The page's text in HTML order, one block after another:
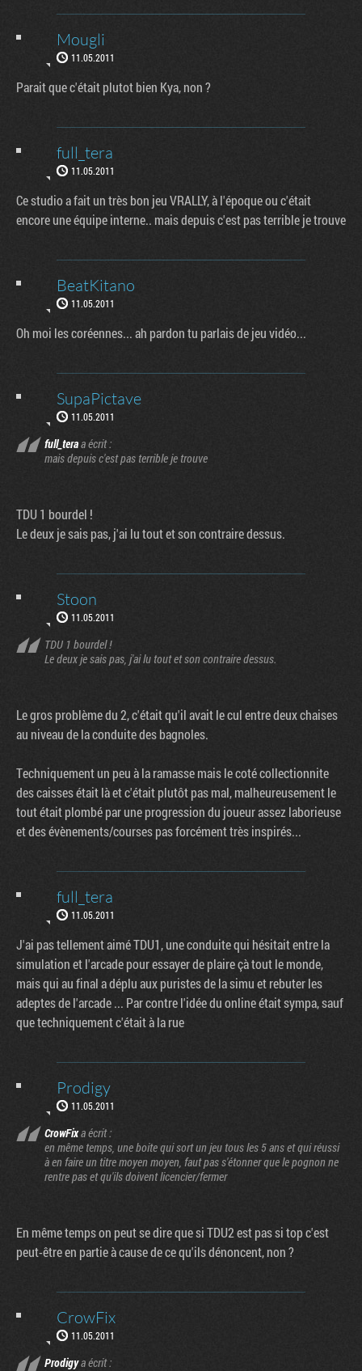
Mougli
11.05.2011
Parait que c'était plutot bien Kya, non ?
full_tera
11.05.2011
Ce studio a fait un très bon jeu VRALLY, à l'époque ou c'était
encore une équipe interne.. mais depuis c'est pas terrible je trouve
BeatKitano
11.05.2011
Oh moi les coréennes... ah pardon tu parlais de jeu vidéo...
SupaPictave
11.05.2011
full_teraa écrit :
mais depuis c'est pas terrible je trouve
TDU 1 bourdel !
Le deux je sais pas, j'ai lu tout et son contraire dessus.
Stoon
11.05.2011
TDU 1 bourdel !
Le deux je sais pas, j'ai lu tout et son contraire dessus.
Le gros problème du 2, c'était qu'il avait le cul entre deux chaises
au niveau de la conduite des bagnoles.
Techniquement un peu à la ramasse mais le coté collectionnite
des caisses était là et c'était plutôt pas mal, malheureusement le
tout était plombé par une progression du joueur assez laborieuse
et des évènements/courses pas forcément très inspirés...
full_tera
11.05.2011
J'ai pas tellement aimé TDU1, une conduite qui hésitait entre la
simulation et l'arcade pour essayer de plaire çà tout le monde,
mais qui au final a déplu aux puristes de la simu et rebuter les
adeptes de l'arcade ... Par contre l'idée du online était sympa, sauf
que techniquement c'était à la rue
Prodigy
11.05.2011
CrowFixa écrit :
en même temps, une boite qui sort un jeu tous les 5 ans et qui réussi
à en faire un titre moyen moyen, faut pas s'étonner que le pognon ne
rentre pas et qu'ils doivent licencier/fermer
En même temps on peut se dire que si TDU2 est pas si top c'est
peut-être en partie à cause de ce qu'ils dénoncent, non ?
CrowFix
11.05.2011
Prodigya écrit :